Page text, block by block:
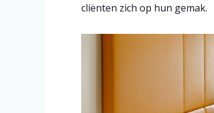
cliënten zich op hun gemak.